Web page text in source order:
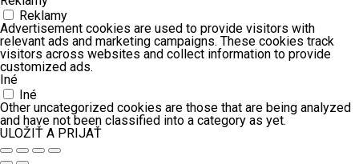
Reklamy
Advertisement cookies are used to provide visitors with
relevant ads and marketing campaigns. These cookies track
visitors across websites and collect information to provide
customized ads.
Iné
Iné
Other uncategorized cookies are those that are being analyzed
and have not been classified into a category as yet.
ULOŽIŤ A PRIJAŤ